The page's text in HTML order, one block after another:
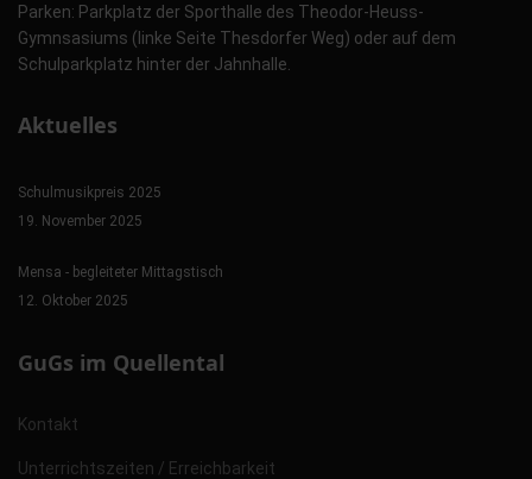
Parken: Parkplatz der Sporthalle des Theodor-Heuss-
Gymnsasiums (linke Seite Thesdorfer Weg) oder auf dem
Schulparkplatz hinter der Jahnhalle.
Aktuelles
Schulmusikpreis 2025
19. November 2025
Mensa - begleiteter Mittagstisch
12. Oktober 2025
GuGs im Quellental
Kontakt
Unterrichtszeiten / Erreichbarkeit